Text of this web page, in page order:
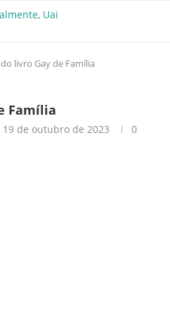
livro Gay de Família
Família
19 de outubro de 2023
0